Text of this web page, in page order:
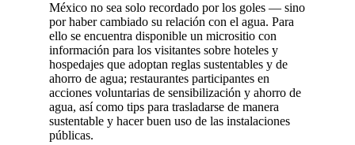
México no sea solo recordado por los goles — sino
por haber cambiado su relación con el agua. Para
ello se encuentra disponible un micrositio con
información para los visitantes sobre hoteles y
hospedajes que adoptan reglas sustentables y de
ahorro de agua; restaurantes participantes en
acciones voluntarias de sensibilización y ahorro de
agua, así como tips para trasladarse de manera
sustentable y hacer buen uso de las instalaciones
públicas.